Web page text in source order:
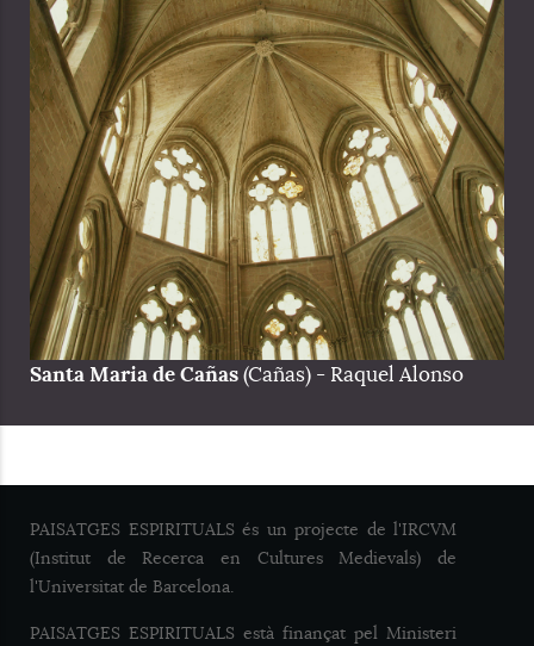
Santa Maria de Cañas(Cañas) - Raquel Alonso
PAISATGES ESPIRITUALS és un projecte de l'IRCVM
(Institut de Recerca en Cultures Medievals) de
l'Universitat de Barcelona.
PAISATGES ESPIRITUALS està finançat pel Ministeri